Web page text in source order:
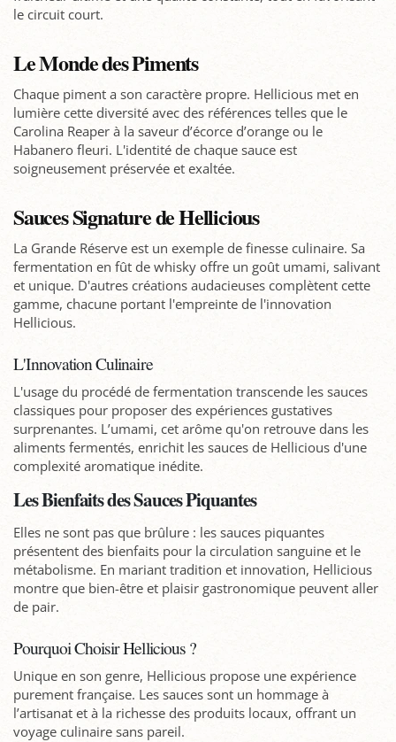
le circuit court.
Le Monde des Piments
Chaque piment a son caractère propre. Hellicious met en
lumière cette diversité avec des références telles que le
Carolina Reaper à la saveur d’écorce d’orange ou le
Habanero fleuri. L'identité de chaque sauce est
soigneusement préservée et exaltée.
Sauces Signature de Hellicious
La Grande Réserve est un exemple de finesse culinaire. Sa
fermentation en fût de whisky offre un goût umami, salivant
et unique. D'autres créations audacieuses complètent cette
gamme, chacune portant l'empreinte de l'innovation
Hellicious.
L'Innovation Culinaire
L'usage du procédé de fermentation transcende les sauces
classiques pour proposer des expériences gustatives
surprenantes. L’umami, cet arôme qu'on retrouve dans les
aliments fermentés, enrichit les sauces de Hellicious d'une
complexité aromatique inédite.
Les Bienfaits des Sauces Piquantes
Elles ne sont pas que brûlure : les sauces piquantes
présentent des bienfaits pour la circulation sanguine et le
métabolisme. En mariant tradition et innovation, Hellicious
montre que bien-être et plaisir gastronomique peuvent aller
de pair.
Pourquoi Choisir Hellicious ?
Unique en son genre, Hellicious propose une expérience
purement française. Les sauces sont un hommage à
l’artisanat et à la richesse des produits locaux, offrant un
voyage culinaire sans pareil.